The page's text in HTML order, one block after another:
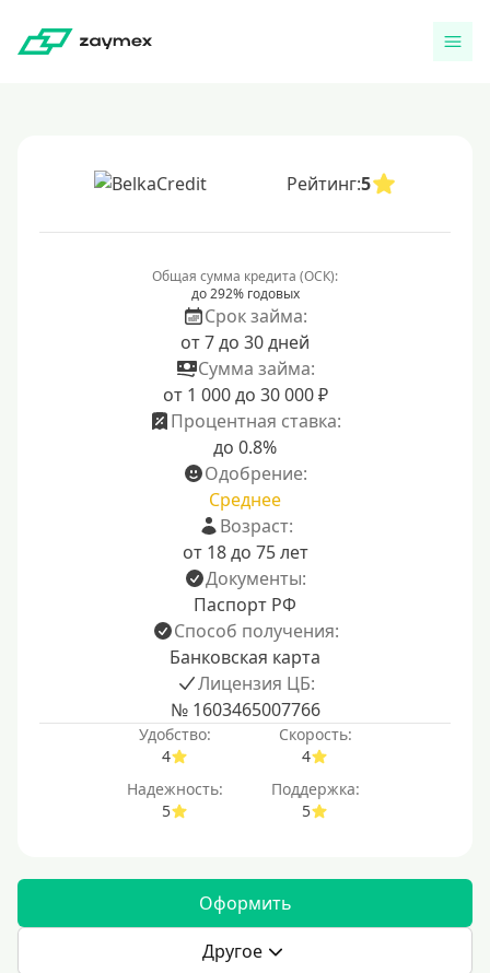
Рейтинг:5
Общая сумма кредита (ОСК):
до 292% годовых
Срок займа:
от 7 до 30 дней
Сумма займа:
от 1 000 до 30 000 ₽
Процентная ставка:
до 0.8%
Одобрение:
Среднее
Возраст:
от 18 до 75 лет
Документы:
Паспорт РФ
Способ получения:
Банковская карта
Лицензия ЦБ:
№ 1603465007766
Удобство:
4
Скорость:
4
Надежность:
5
Поддержка:
5
Оформить
Другое